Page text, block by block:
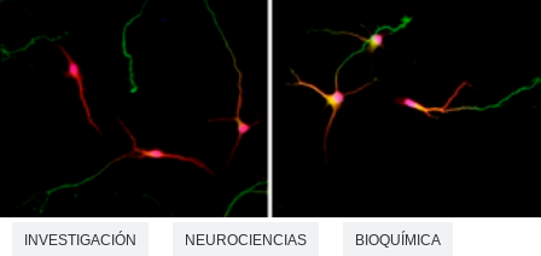
INVESTIGACIÓN NEUROCIENCIAS BIOQUÍMICA